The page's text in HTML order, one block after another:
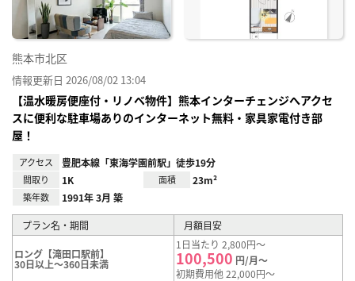
熊本市北区
情報更新日 2026/08/02 13:04
【温水暖房便座付・リノベ物件】熊本インターチェンジへアクセ
スに便利な駐車場ありのインターネット無料・家具家電付き部
屋！
アクセス 豊肥本線「東海学園前駅」徒歩19分
間取り 1K 面積 23m²
築年数 1991年 3月 築
プラン名・期間 月額目安
ロング【滝田口駅前】
30日以上～360日未満
1日当たり 2,800円～
100,500 円/月～
初期費用他 22,000円～